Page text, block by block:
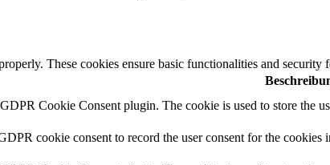
These cookies ensure basic functionalities and security
Cookie Consent plugin. The cookie is used to store the
cookie consent to record the user consent for the